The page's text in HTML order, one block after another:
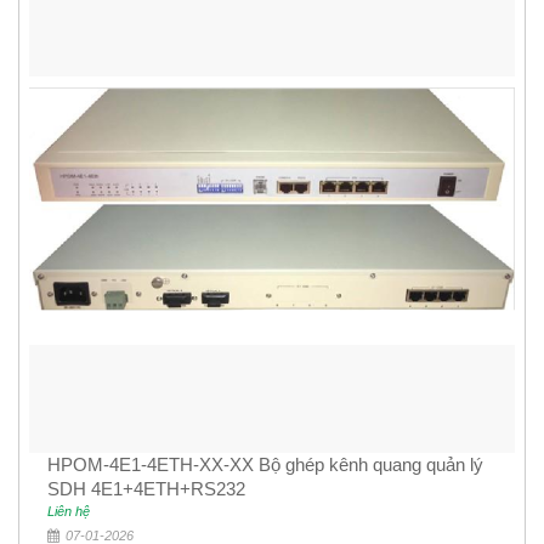
HPOM-4E1-4ETH-XX-XX Bộ ghép kênh quang quản lý
SDH 4E1+4ETH+RS232
Liên hệ
07-01-2026